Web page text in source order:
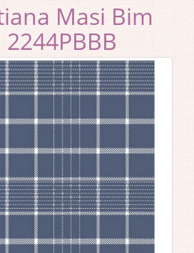
Masi Bim